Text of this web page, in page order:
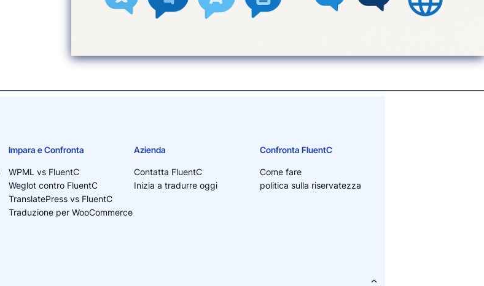
Impara e Confronta
WPML vs FluentC
Weglot contro FluentC
TranslatePress vs FluentC
Traduzione per WooCommerce
Azienda
Contatta FluentC
Inizia a tradurre oggi
Confronta FluentC
Come fare
politica sulla riservatezza